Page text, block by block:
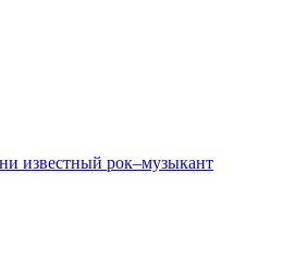
известный рок–музыкант